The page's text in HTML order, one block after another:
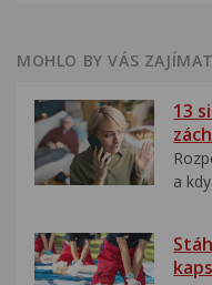
MOHLO BY VÁS ZAJÍMAT
13
a